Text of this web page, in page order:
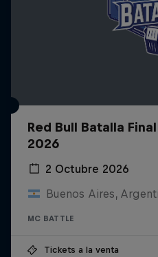
Red Bull Batalla
2026
2 Octubre 2026
Buenos Aires,
MC BATTLE
Tickets a la venta